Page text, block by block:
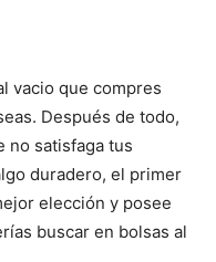
vacio que compres
Después de todo,
no satisfaga tus
duradero, el primer
elección y posee
buscar en bolsas al